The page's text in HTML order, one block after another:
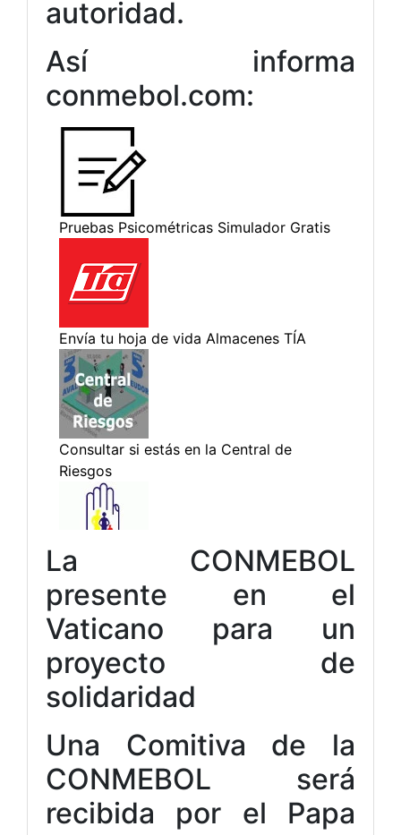
autoridad.
Así informa
conmebol.com:
La CONMEBOL
presente en el
Vaticano para un
proyecto de
solidaridad
Una Comitiva de la
CONMEBOL será
recibida por el Papa